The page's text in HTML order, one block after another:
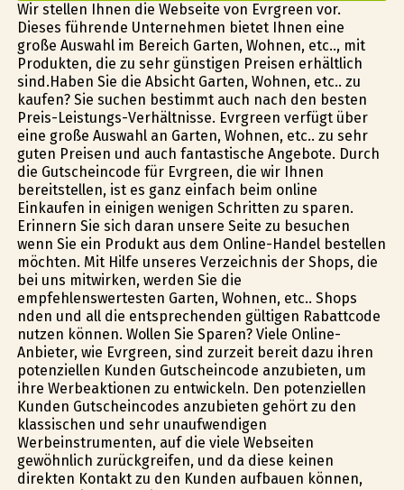
Wir stellen Ihnen die Webseite von Evrgreen vor.
Dieses führende Unternehmen bietet Ihnen eine
große Auswahl im Bereich Garten, Wohnen, etc.., mit
Produkten, die zu sehr günstigen Preisen erhältlich
sind.Haben Sie die Absicht Garten, Wohnen, etc.. zu
kaufen? Sie suchen bestimmt auch nach den besten
Preis-Leistungs-Verhältnisse. Evrgreen verfügt über
eine große Auswahl an Garten, Wohnen, etc.. zu sehr
guten Preisen und auch fantastische Angebote. Durch
die Gutscheincode für Evrgreen, die wir Ihnen
bereitstellen, ist es ganz einfach beim online
Einkaufen in einigen wenigen Schritten zu sparen.
Erinnern Sie sich daran unsere Seite zu besuchen
wenn Sie ein Produkt aus dem Online-Handel bestellen
möchten. Mit Hilfe unseres Verzeichnis der Shops, die
bei uns mitwirken, werden Sie die
empfehlenswertesten Garten, Wohnen, etc.. Shops
finden und all die entsprechenden gültigen Rabattcode
nutzen können. Wollen Sie Sparen? Viele Online-
Anbieter, wie Evrgreen, sind zurzeit bereit dazu ihren
potenziellen Kunden Gutscheincode anzubieten, um
ihre Werbeaktionen zu entwickeln. Den potenziellen
Kunden Gutscheincodes anzubieten gehört zu den
klassischen und sehr unaufwendigen
Werbeinstrumenten, auf die viele Webseiten
gewöhnlich zurückgreifen, und da diese keinen
direkten Kontakt zu den Kunden aufbauen können,